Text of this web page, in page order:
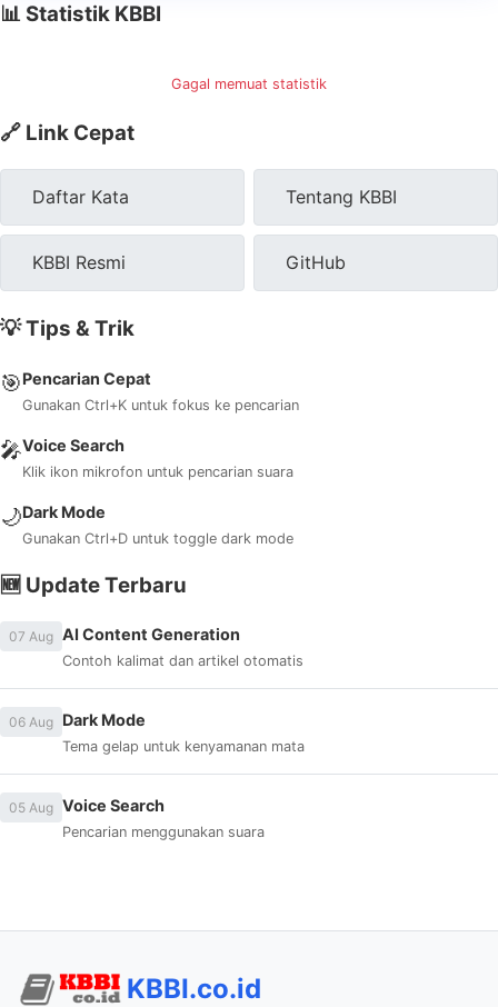
📊 Statistik KBBI
Gagal memuat statistik
🔗 Link Cepat
Daftar Kata Tentang KBBI
KBBI Resmi GitHub
💡 Tips & Trik
🎯Pencarian Cepat
Gunakan Ctrl+K untuk fokus ke pencarian
🎤Voice Search
Klik ikon mikrofon untuk pencarian suara
🌙Dark Mode
Gunakan Ctrl+D untuk toggle dark mode
🆕 Update Terbaru
07 Aug AI Content Generation
Contoh kalimat dan artikel otomatis
06 Aug Dark Mode
Tema gelap untuk kenyamanan mata
05 Aug Voice Search
Pencarian menggunakan suara
KBBI.co.id